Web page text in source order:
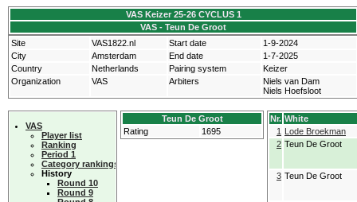
VAS Keizer 25-26 CYCLUS 1
VAS - Teun De Groot
Site
VAS1822.nl Start date
1-9-2024
City
Amsterdam End date
1-7-2025
Country
Netherlands Pairing system
Keizer
Organization
VAS Arbiters
Niels van Dam
Niels Hoefsloot
VAS
Player list
Ranking
Period 1
Category rankings
History
Round 10
Round 9
Teun De Groot
Rating
1695
Nr. White
1 Lode Broekman
2 Teun De Groot
3 Teun De Groot